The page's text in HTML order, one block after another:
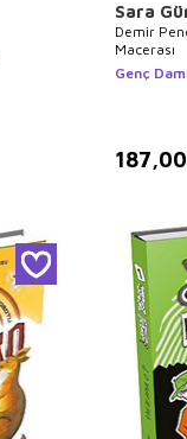
Sara
Demir
Macerası
Genç
187,00